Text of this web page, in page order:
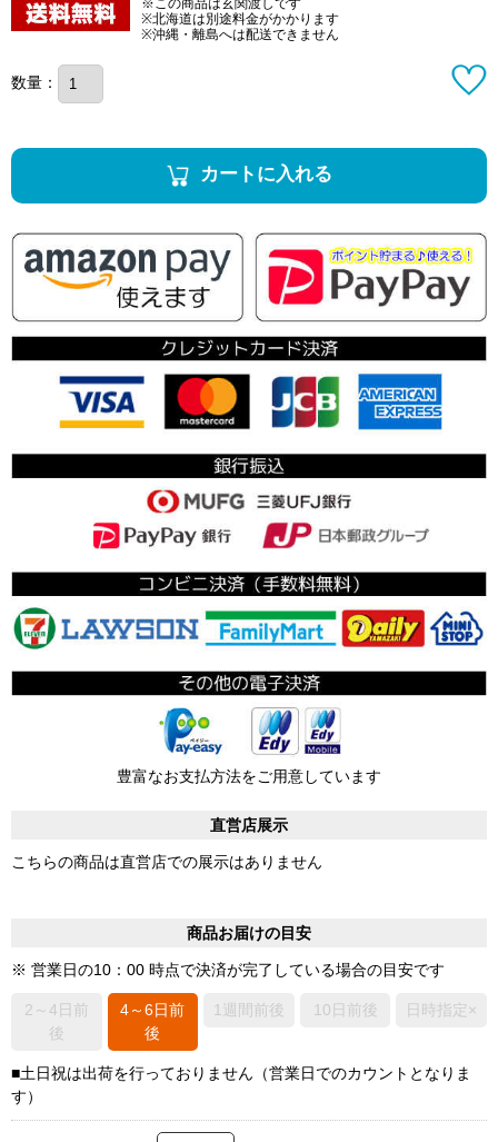
※北海道は別途料金がかかります
※沖縄・離島へは配送できません
数量：
カートに入れる
豊富なお支払方法をご用意しています
直営店展示
こちらの商品は直営店での展示はありません
商品お届けの目安
※ 営業日の10：00 時点で決済が完了している場合の目安です
2～4日前
後
4～6日前
後
1週間前後 10日前後 日時指定×
■土日祝は出荷を行っておりません（営業日でのカウントとなりま
す）